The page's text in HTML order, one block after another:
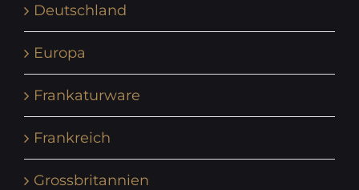
Deutschland
Europa
Frankaturware
Frankreich
Grossbritannien